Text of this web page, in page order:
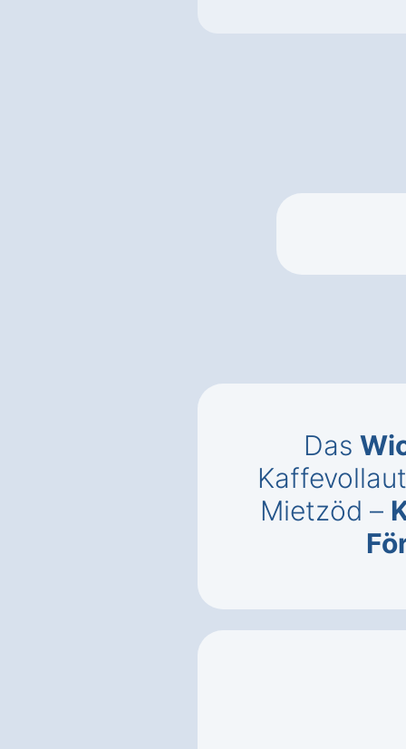
Das
Mietzöd –